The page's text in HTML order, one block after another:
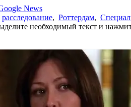
News
расследование, Роттердам,
необходимый текст и